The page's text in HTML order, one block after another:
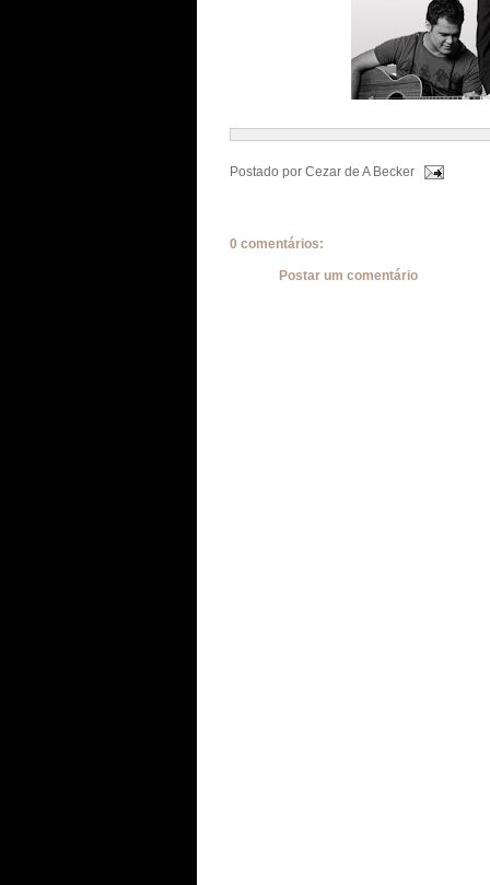
Postado por Cezar de A Becker
0 comentários:
Postar um comentário